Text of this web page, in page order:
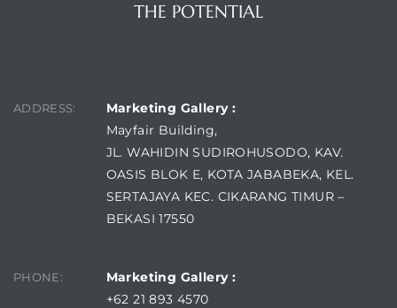
THE POTENTIAL
ADDRESS:
Marketing Gallery :
Mayfair Building,
JL. WAHIDIN SUDIROHUSODO, KAV.
OASIS BLOK E, KOTA JABABEKA, KEL.
SERTAJAYA KEC. CIKARANG TIMUR –
BEKASI 17550
PHONE:
Marketing Gallery :
+62 21 893 4570